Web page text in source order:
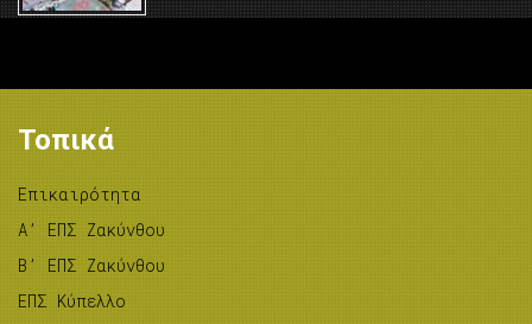
Τοπικά
Επικαιρότητα
A’ ΕΠΣ Ζακύνθου
B’ ΕΠΣ Ζακύνθου
ΕΠΣ Κύπελλο